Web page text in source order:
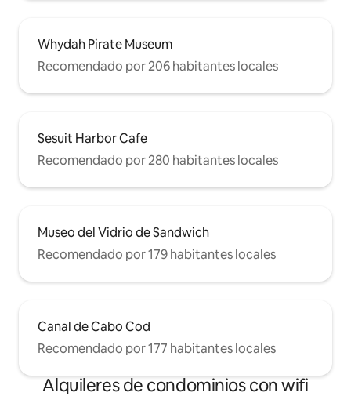
Whydah Pirate Museum
Recomendado por 206 habitantes locales
Sesuit Harbor Cafe
Recomendado por 280 habitantes locales
Museo del Vidrio de Sandwich
Recomendado por 179 habitantes locales
Canal de Cabo Cod
Recomendado por 177 habitantes locales
Alquileres de condominios con wifi